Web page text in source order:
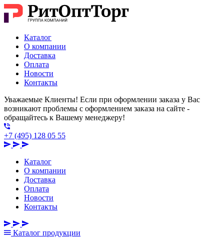
Каталог
О компании
Доставка
Оплата
Новости
Контакты
Уважаемые Клиенты! Если при оформлении заказа у Вас
возникают проблемы с оформлением заказа на сайте -
обращайтесь к Вашему менеджеру!
+7 (495) 128 05 55
Каталог
О компании
Доставка
Оплата
Новости
Контакты
Каталог продукции